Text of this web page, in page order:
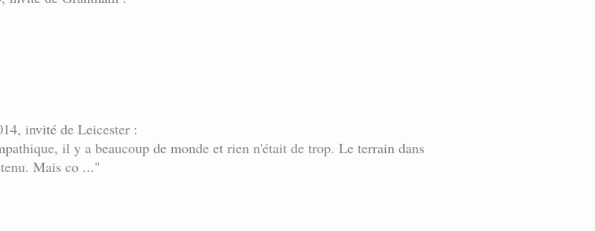
invité de Leicester :
il y a beaucoup de monde et rien n'était de trop. Le terrain dans
Mais co ..."